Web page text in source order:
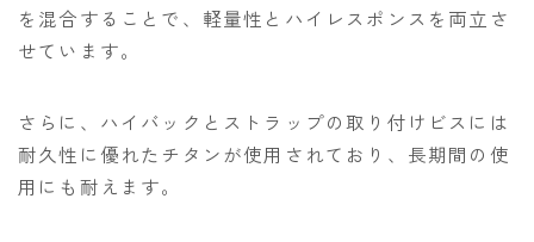
を混合することで、軽量性とハイレスポンスを両立さ
せています。
さらに、ハイバックとストラップの取り付けビスには
耐久性に優れたチタンが使用されており、長期間の使
用にも耐えます。